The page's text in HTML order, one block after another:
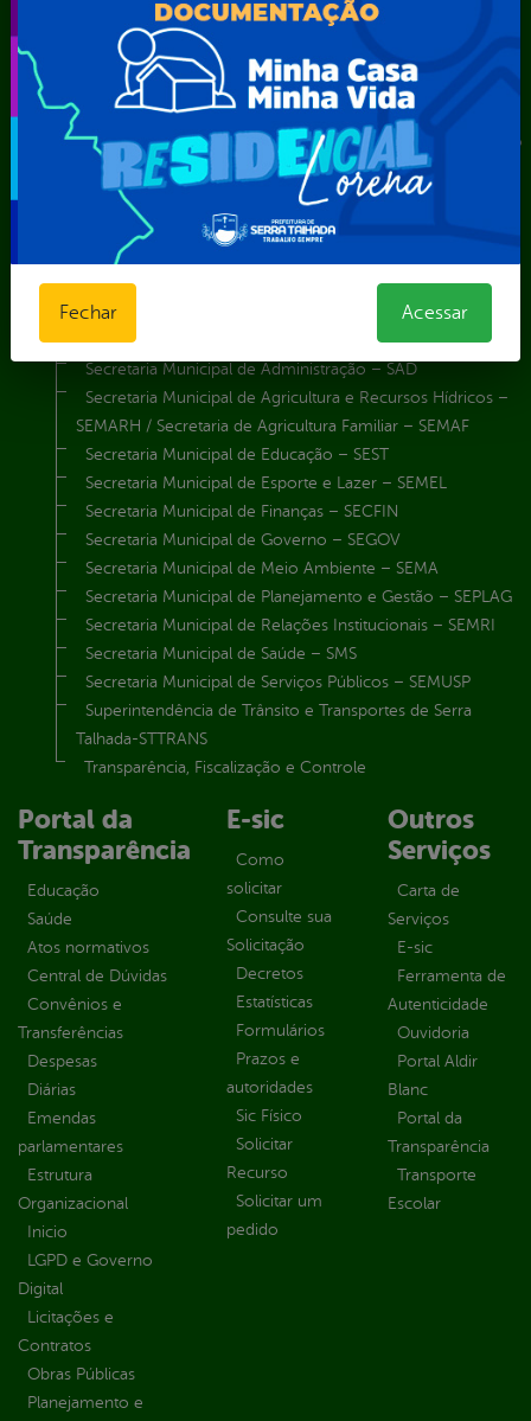
Diretoria da Defesa Civil
FUNDAÇÃO CULTURAL DE SERRA TALHADA
Gabinete da Prefeita
Gabinete do Vice-Prefeito
Instituto de Previdência Própria dos Servidores Públicos do
Município de Serra Talhada-IPPS
Obras e Infraestrutura
Procuradoria Geral do Município
Secretaria de Comunicação Social e Audiovisual
Secretaria de Desenvolvimento Econômico e Turismo
Secretaria de Iluminação Pública e Energia Elétrica
Secretaria Municipal da Mulher – SEMU
Secretaria Municipal de Administração – SAD
Secretaria Municipal de Agricultura e Recursos Hídricos –
SEMARH / Secretaria de Agricultura Familiar – SEMAF
Secretaria Municipal de Educação – SEST
Secretaria Municipal de Esporte e Lazer – SEMEL
Secretaria Municipal de Finanças – SECFIN
Secretaria Municipal de Governo – SEGOV
Secretaria Municipal de Meio Ambiente – SEMA
Secretaria Municipal de Planejamento e Gestão – SEPLAG
Secretaria Municipal de Relações Institucionais – SEMRI
Secretaria Municipal de Saúde – SMS
Secretaria Municipal de Serviços Públicos – SEMUSP
Superintendência de Trânsito e Transportes de Serra
Talhada-STTRANS
Transparência, Fiscalização e Controle
Portal da
Transparência
Educação
Saúde
Atos normativos
Central de Dúvidas
Convênios e
Transferências
Despesas
Diárias
Emendas
parlamentares
Estrutura
Organizacional
Inicio
LGPD e Governo
Digital
Licitações e
Contratos
Obras Públicas
Planejamento e
E-sic
Como
solicitar
Consulte sua
Solicitação
Decretos
Estatísticas
Formulários
Prazos e
autoridades
Sic Físico
Solicitar
Recurso
Solicitar um
pedido
Outros
Serviços
Carta de
Serviços
E-sic
Ferramenta de
Autenticidade
Ouvidoria
Portal Aldir
Blanc
Portal da
Transparência
Transporte
Escolar
Fechar Acessar